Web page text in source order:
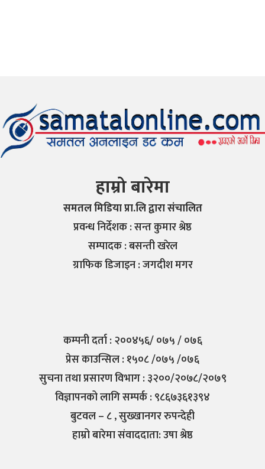
हाम्रो बारेमा
समतल मिडिया प्रा.लि द्वारा संचालित
प्रवन्ध निर्देशक : सन्त कुमार श्रेष्ठ
सम्पादक : बसन्ती खरेल
ग्राफिक डिजाइन : जगदीश मगर
कम्पनी दर्ता : २००४५६/ ०७५ / ०७६
प्रेस काउन्सिल : १५०८ /०७५ /०७६
सुचना तथा प्रसारण विभाग : ३२००/२०७८/२०७९
विज्ञापनको लागि सम्पर्क : ९८६७३६१३९४
बुटवल – ८ , सुख्खानगर रुपन्देही
हाम्रो बारेमा संवाददाता: उषा श्रेष्ठ